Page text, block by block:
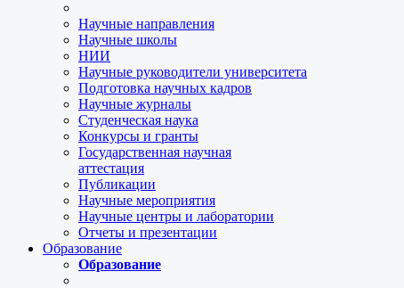
Научные направления
Научные школы
НИИ
Научные руководители университета
Подготовка научных кадров
Научные журналы
Студенческая наука
Конкурсы и гранты
Государственная научная
аттестация
Публикации
Научные мероприятия
Научные центры и лаборатории
Отчеты и презентации
Образование
Образование